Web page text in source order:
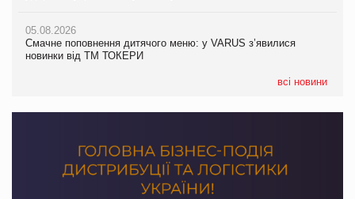
05.08.2026
Смачне поповнення дитячого меню: у VARUS з’явилися
новинки від ТМ ТОКЕРИ
всі новини
04.08.2026
Через атаку РФ у Дніпрі пошкоджено склад шоколаду
Millennium